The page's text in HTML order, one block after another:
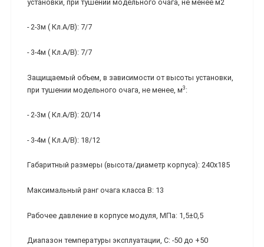
установки, при тушении модельного очага, не менее м2
- 2-3м ( Кл.А/В): 7/7
- 3-4м ( Кл.А/В): 7/7
Защищаемый объем, в зависимости от высоты установки,
при тушении модельного очага, не менее, м3:
- 2-3м ( Кл.А/В): 20/14
- 3-4м ( Кл.А/В): 18/12
Габаритный размеры (высота/диаметр корпуса): 240х185
Максимальный ранг очага класса В: 13
Рабочее давление в корпусе модуля, МПа: 1,5±0,5
Диапазон температуры эксплуатации, С: -50 до +50